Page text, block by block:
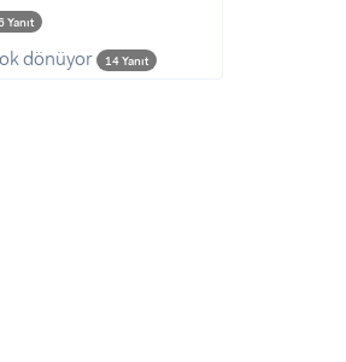
Yanıt
dönüyor 14 Yanıt